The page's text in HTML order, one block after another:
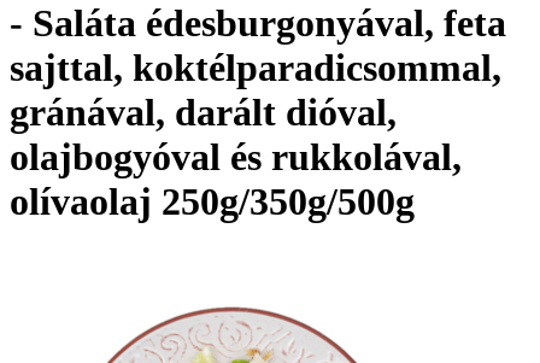
- Saláta édesburgonyával, feta
sajttal, koktélparadicsommal,
gránával, darált dióval,
olajbogyóval és rukkolával,
olívaolaj 250g/350g/500g